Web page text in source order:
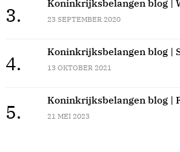
3.
Koninkrijksbelangen blog |
23 SEPTEMBER 2020
4.
Koninkrijksbelangen blog |
13 OKTOBER 2021
5.
Koninkrijksbelangen blog |
21 MEI 2023